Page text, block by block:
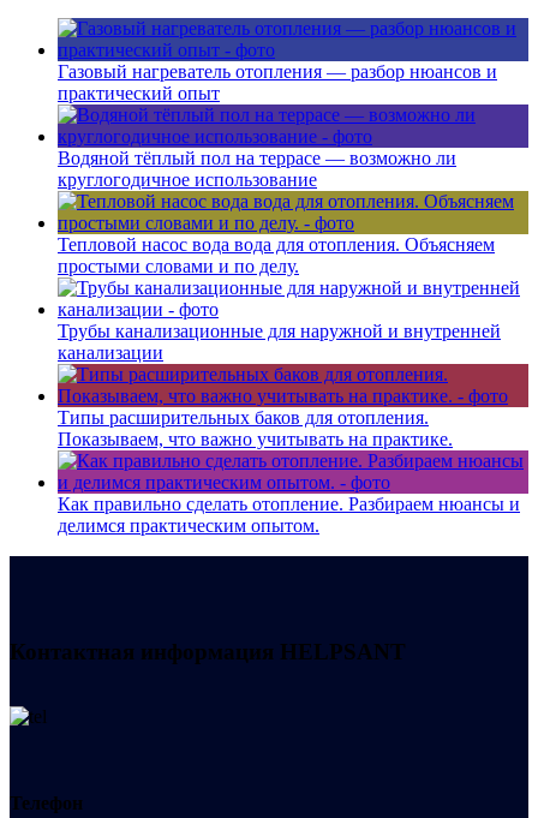
Газовый нагреватель отопления — разбор нюансов и
практический опыт
Водяной тёплый пол на террасе — возможно ли
круглогодичное использование
Тепловой насос вода вода для отопления. Объясняем
простыми словами и по делу.
Трубы канализационные для наружной и внутренней
канализации
Типы расширительных баков для отопления.
Показываем, что важно учитывать на практике.
Как правильно сделать отопление. Разбираем нюансы и
делимся практическим опытом.
Контактная информация HELPSANT
Телефон